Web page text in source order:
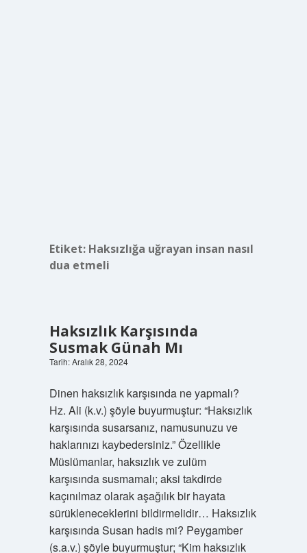
Etiket: Haksızlığa uğrayan insan nasıl
dua etmeli
Haksızlık Karşısında
Susmak Günah Mı
Tarih: Aralık 28, 2024
Dinen haksızlık karşısında ne yapmalı?
Hz. Ali (k.v.) şöyle buyurmuştur: “Haksızlık
karşısında susarsanız, namusunuzu ve
haklarınızı kaybedersiniz.” Özellikle
Müslümanlar, haksızlık ve zulüm
karşısında susmamalı; aksi takdirde
kaçınılmaz olarak aşağılık bir hayata
sürükleneceklerini bildirmelidir… Haksızlık
karşısında Susan hadis mi? Peygamber
(s.a.v.) şöyle buyurmuştur; “Kim haksızlık